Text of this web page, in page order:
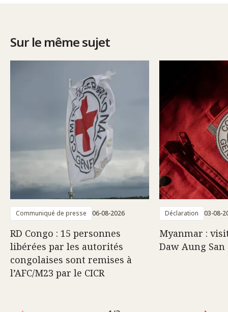
Sur le même sujet
Communiqué de presse 06-08-2026
RD Congo : 15 personnes
libérées par les autorités
congolaises sont remises à
l’AFC/M23 par le CICR
Déclaration 03-08-
Myanmar :
Daw Aung San